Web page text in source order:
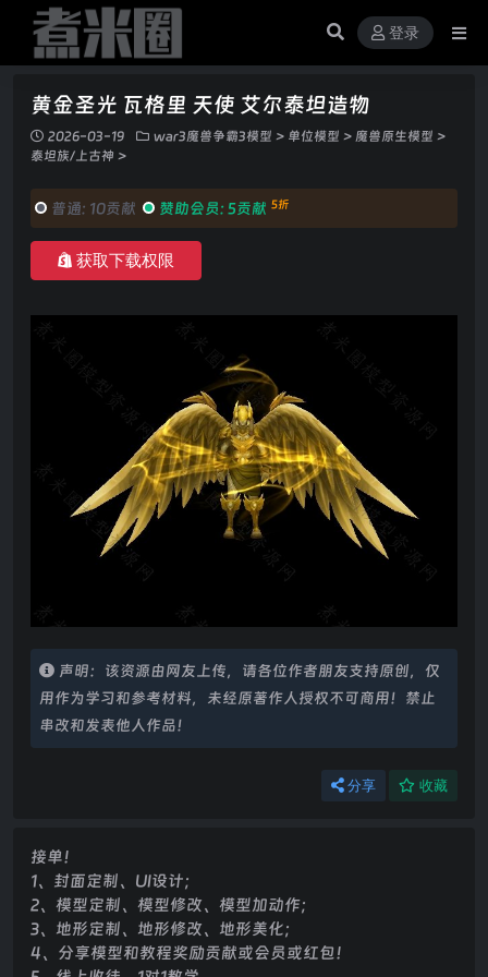
登录
黄金圣光 瓦格里 天使 艾尔泰坦造物
2026-03-19 war3魔兽争霸3模型 > 单位模型 > 魔兽原生模型 >
泰坦族/上古神 >
普通: 10贡献 赞助会员: 5贡献 5折
获取下载权限
声明：该资源由网友上传，请各位作者朋友支持原创，仅
用作为学习和参考材料，未经原著作人授权不可商用！禁止
串改和发表他人作品！
分享 收藏
接单！
1、封面定制、UI设计；
2、模型定制、模型修改、模型加动作；
3、地形定制、地形修改、地形美化；
4、分享模型和教程奖励贡献或会员或红包！